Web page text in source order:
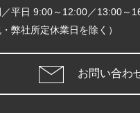
平日 9:00～12:00／13:00～
・弊社所定休業日を除く）
お問い合わ